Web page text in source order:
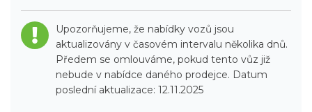
Upozorňujeme, že nabídky vozů jsou
aktualizovány v časovém intervalu několika dnů.
Předem se omlouváme, pokud tento vůz již
nebude v nabídce daného prodejce. Datum
poslední aktualizace: 12.11.2025